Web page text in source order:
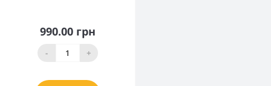
990.00 грн
- +